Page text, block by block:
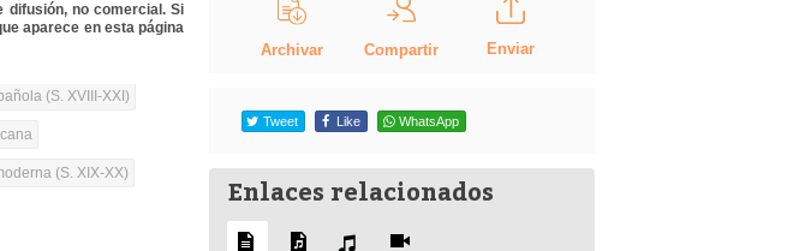
difusión, no comercial. Si
aparece en esta página
(S. XVIII-XXI)
(S. XIX-XX)
Archivar Compartir Enviar
Tweet Like WhatsApp
Enlaces relacionados